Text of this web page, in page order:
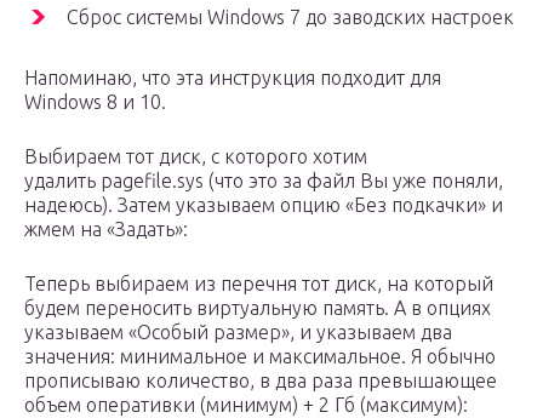
Сброс системы Windows 7 до заводских настроек
Напоминаю, что эта инструкция подходит для
Windows 8 и 10.
Выбираем тот диск, с которого хотим
удалить pagefile.sys (что это за файл Вы уже поняли,
надеюсь). Затем указываем опцию «Без подкачки» и
жмем на «Задать»:
Теперь выбираем из перечня тот диск, на который
будем переносить виртуальную память. А в опциях
указываем «Особый размер», и указываем два
значения: минимальное и максимальное. Я обычно
прописываю количество, в два раза превышающее
объем оперативки (минимум) + 2 Гб (максимум):